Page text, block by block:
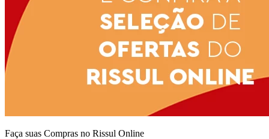
Faça suas Compras no Rissul Online